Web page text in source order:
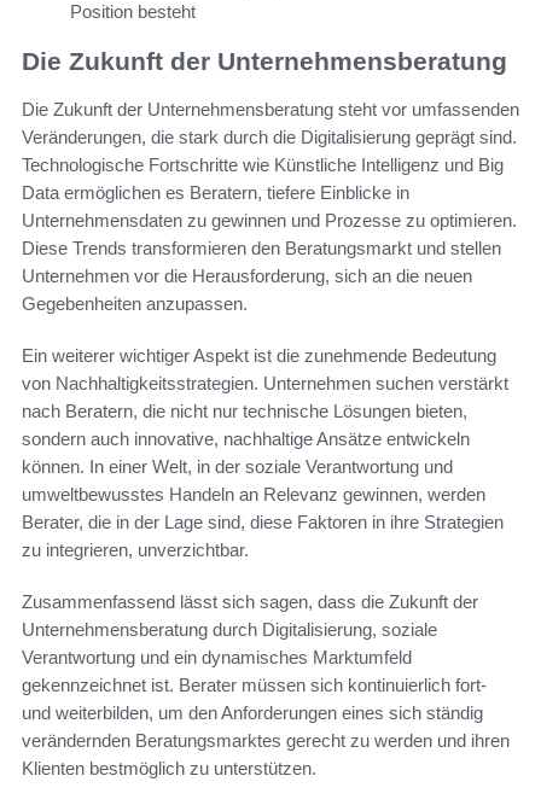
Position besteht
Die Zukunft der Unternehmensberatung
Die Zukunft der Unternehmensberatung steht vor umfassenden
Veränderungen, die stark durch die Digitalisierung geprägt sind.
Technologische Fortschritte wie Künstliche Intelligenz und Big
Data ermöglichen es Beratern, tiefere Einblicke in
Unternehmensdaten zu gewinnen und Prozesse zu optimieren.
Diese Trends transformieren den Beratungsmarkt und stellen
Unternehmen vor die Herausforderung, sich an die neuen
Gegebenheiten anzupassen.
Ein weiterer wichtiger Aspekt ist die zunehmende Bedeutung
von Nachhaltigkeitsstrategien. Unternehmen suchen verstärkt
nach Beratern, die nicht nur technische Lösungen bieten,
sondern auch innovative, nachhaltige Ansätze entwickeln
können. In einer Welt, in der soziale Verantwortung und
umweltbewusstes Handeln an Relevanz gewinnen, werden
Berater, die in der Lage sind, diese Faktoren in ihre Strategien
zu integrieren, unverzichtbar.
Zusammenfassend lässt sich sagen, dass die Zukunft der
Unternehmensberatung durch Digitalisierung, soziale
Verantwortung und ein dynamisches Marktumfeld
gekennzeichnet ist. Berater müssen sich kontinuierlich fort-
und weiterbilden, um den Anforderungen eines sich ständig
verändernden Beratungsmarktes gerecht zu werden und ihren
Klienten bestmöglich zu unterstützen.